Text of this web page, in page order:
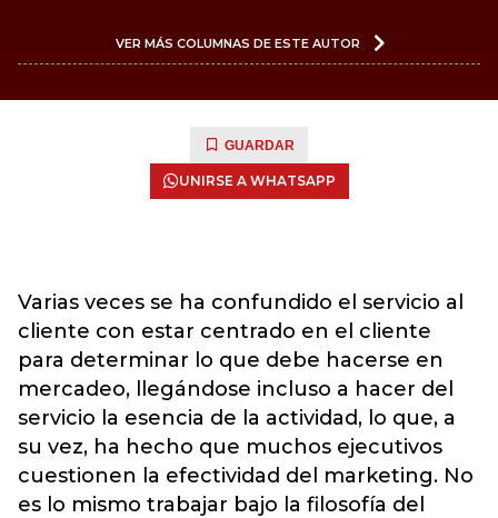
VER MÁS COLUMNAS DE ESTE AUTOR
GUARDAR
UNIRSE A WHATSAPP
Varias veces se ha confundido el servicio al
cliente con estar centrado en el cliente
para determinar lo que debe hacerse en
mercadeo, llegándose incluso a hacer del
servicio la esencia de la actividad, lo que, a
su vez, ha hecho que muchos ejecutivos
cuestionen la efectividad del marketing. No
es lo mismo trabajar bajo la filosofía del